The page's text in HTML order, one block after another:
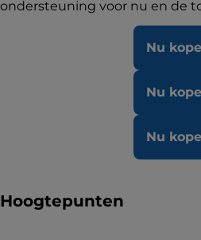
ondersteuning voor nu en de
Nu
Nu
Nu
Hoogtepunten